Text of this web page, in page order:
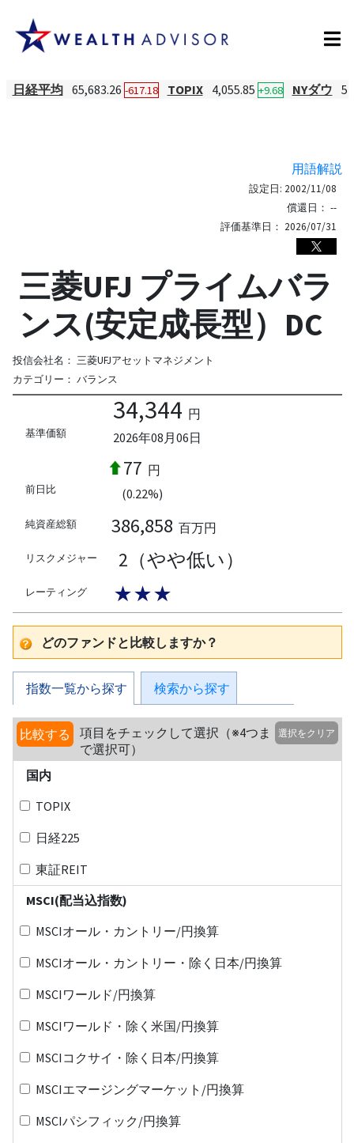
日経平均 65,683.26 -617.18 TOPIX 4,055.85 +9.68 NYダウ
用語解説
設定日: 2002/11/08
償還日： --
評価基準日： 2026/07/31
三菱UFJ プライムバラ
ンス(安定成長型）DC
投信会社名： 三菱UFJアセットマネジメント
カテゴリー： バランス
基準価額
34,344 円
2026年08月06日
前日比
77 円
(0.22%)
純資産総額 386,858 百万円
リスクメジャー 2（やや低い）
レーティング ★★★
どのファンドと比較しますか？
指数一覧から探す 検索から探す
比較する
項目をチェックして選択（※4つま
で選択可）
選択をクリア
国内
TOPIX
日経225
東証REIT
MSCI(配当込指数)
MSCIオール・カントリー/円換算
MSCIオール・カントリー・除く日本/円換算
MSCIワールド/円換算
MSCIワールド・除く米国/円換算
MSCIコクサイ・除く日本/円換算
MSCIエマージングマーケット/円換算
MSCIパシフィック/円換算